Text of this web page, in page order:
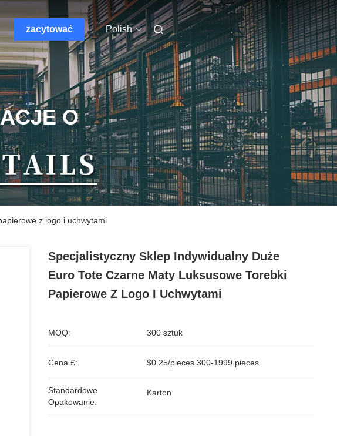
zacytować Polish
O
z logo i uchwytami
Specjalistyczny Sklep Indywidualny Duże
Euro Tote Czarne Maty Luksusowe Torebki
Papierowe Z Logo I Uchwytami
MOQ: 300 sztuk
Cena £: $0.25/pieces 300-1999 pieces
Standardowe
Opakowanie:
Karton